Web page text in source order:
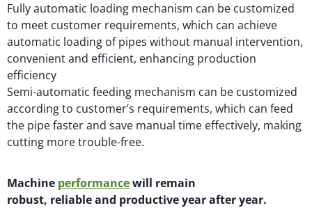
Fully automatic loading mechanism can be customized
to meet customer requirements, which can achieve
automatic loading of pipes without manual intervention,
convenient and efficient, enhancing production
efficiency
Semi-automatic feeding mechanism can be customized
according to customer’s requirements, which can feed
the pipe faster and save manual time effectively, making
cutting more trouble-free.
Machine performancewill remain
robust, reliableand productive year after year.